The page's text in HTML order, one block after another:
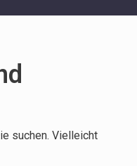
suchen. Vielleicht